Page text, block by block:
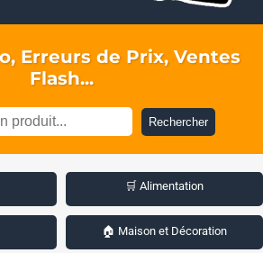
Erreurs de Prix, Ventes
Flash...
Rechercher
🛒 Alimentation
🏠 Maison et Décoration